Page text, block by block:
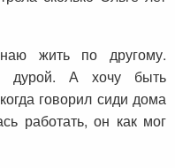
жить по другому.
дурой. А хочу быть
говорил сиди дома
работать, он как мог